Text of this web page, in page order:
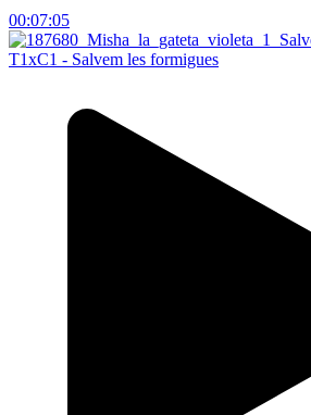
00:07:05
T1xC1 - Salvem les formigues